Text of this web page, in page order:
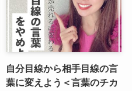
自分目線から相手目線の言
葉に変えよう＜言葉のチカ